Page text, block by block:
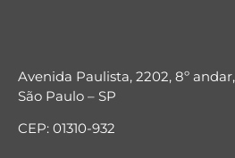
Avenida Paulista, 2202, 8º
São Paulo – SP
CEP: 01310-932